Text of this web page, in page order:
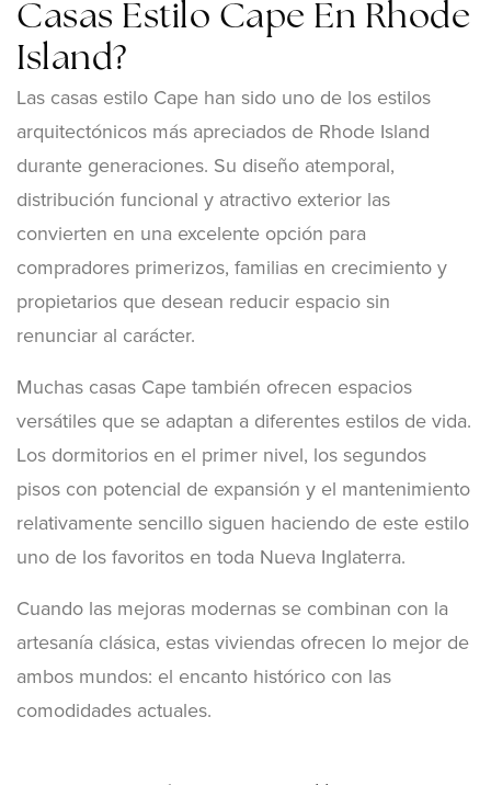
Casas Estilo Cape En Rhode
Island?
Las casas estilo Cape han sido uno de los estilos
arquitectónicos más apreciados de Rhode Island
durante generaciones. Su diseño atemporal,
distribución funcional y atractivo exterior las
convierten en una excelente opción para
compradores primerizos, familias en crecimiento y
propietarios que desean reducir espacio sin
renunciar al carácter.
Muchas casas Cape también ofrecen espacios
versátiles que se adaptan a diferentes estilos de vida.
Los dormitorios en el primer nivel, los segundos
pisos con potencial de expansión y el mantenimiento
relativamente sencillo siguen haciendo de este estilo
uno de los favoritos en toda Nueva Inglaterra.
Cuando las mejoras modernas se combinan con la
artesanía clásica, estas viviendas ofrecen lo mejor de
ambos mundos: el encanto histórico con las
comodidades actuales.